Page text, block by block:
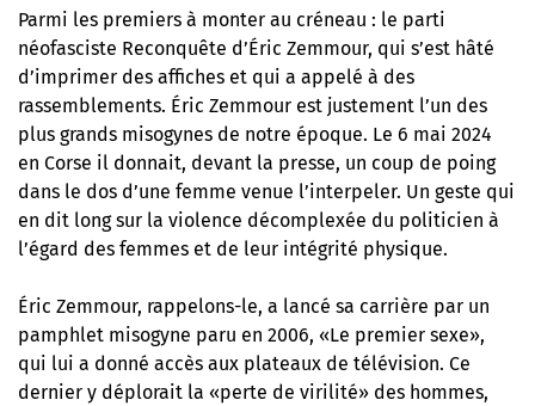
Parmi les premiers à monter au créneau : le parti
néofasciste Reconquête d’Éric Zemmour, qui s’est hâté
d’imprimer des affiches et qui a appelé à des
rassemblements. Éric Zemmour est justement l’un des
plus grands misogynes de notre époque. Le 6 mai 2024
en Corse il donnait, devant la presse, un coup de poing
dans le dos d’une femme venue l’interpeler. Un geste qui
en dit long sur la violence décomplexée du politicien à
l’égard des femmes et de leur intégrité physique.
Éric Zemmour, rappelons-le, a lancé sa carrière par un
pamphlet misogyne paru en 2006, «Le premier sexe»,
qui lui a donné accès aux plateaux de télévision. Ce
dernier y déplorait la «perte de virilité» des hommes,